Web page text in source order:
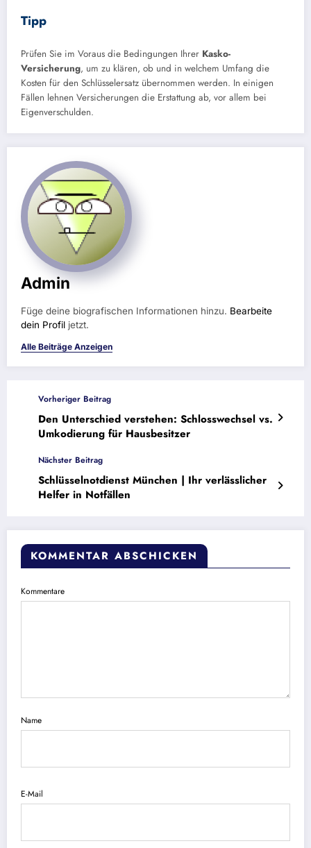
Tipp
Prüfen Sie im Voraus die Bedingungen Ihrer Kasko-
Versicherung, um zu klären, ob und in welchem Umfang die
Kosten für den Schlüsselersatz übernommen werden. In einigen
Fällen lehnen Versicherungen die Erstattung ab, vor allem bei
Eigenverschulden.
Admin
Füge deine biografischen Informationen hinzu. Bearbeite
dein Profil jetzt.
Alle Beiträge Anzeigen
Vorheriger Beitrag
Den Unterschied verstehen: Schlosswechsel vs.
Umkodierung für Hausbesitzer
Nächster Beitrag
Schlüsselnotdienst München | Ihr verlässlicher
Helfer in Notfällen
KOMMENTAR ABSCHICKEN
Kommentare
Name
E-Mail